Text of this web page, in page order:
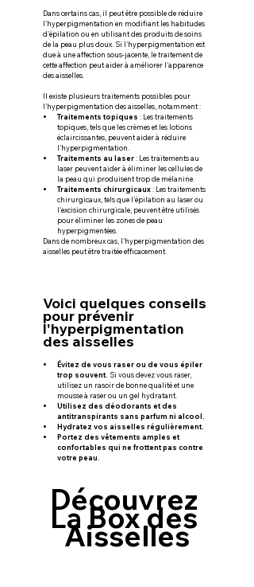
Dans certains cas, il peut être possible de réduire
l'hyperpigmentation en modifiant les habitudes
d'épilation ou en utilisant des produits de soins
de la peau plus doux. Si l'hyperpigmentation est
due à une affection sous-jacente, le traitement de
cette affection peut aider à améliorer l'apparence
des aisselles.
Il existe plusieurs traitements possibles pour
l'hyperpigmentation des aisselles, notamment :
Traitements topiques : Les traitements
topiques, tels que les crèmes et les lotions
éclaircissantes, peuvent aider à réduire
l'hyperpigmentation.
Traitements au laser : Les traitements au
laser peuvent aider à éliminer les cellules de
la peau qui produisent trop de mélanine.
Traitements chirurgicaux : Les traitements
chirurgicaux, tels que l'épilation au laser ou
l'excision chirurgicale, peuvent être utilisés
pour éliminer les zones de peau
hyperpigmentées.
Dans de nombreux cas, l'hyperpigmentation des
aisselles peut être traitée efficacement.
Voici quelques conseils
pour prévenir
l'hyperpigmentation
des aisselles
Évitez de vous raser ou de vous épiler
trop souvent. Si vous devez vous raser,
utilisez un rasoir de bonne qualité et une
mousse à raser ou un gel hydratant.
Utilisez des déodorants et des
antitranspirants sans parfum ni alcool.
Hydratez vos aisselles régulièrement.
Portez des vêtements amples et
confortables qui ne frottent pas contre
votre peau.
Découvrez
La Box des
Aisselles